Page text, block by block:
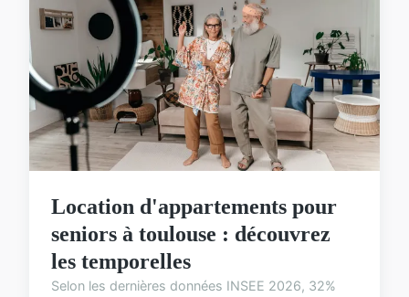
Location d'appartements pour
seniors à toulouse : découvrez
les temporelles
Selon les dernières données INSEE 2026, 32%